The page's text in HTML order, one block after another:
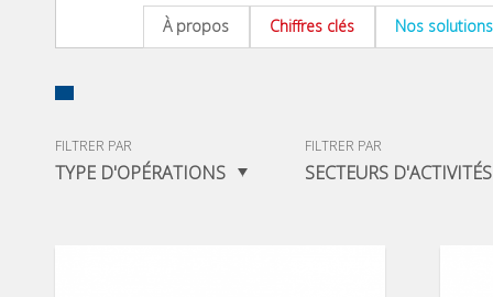
À propos Chiffres clés Nos solutions
FILTRER PAR
TYPE D'OPÉRATIONS
FILTRER PAR
SECTEURS D'ACTIVITÉS